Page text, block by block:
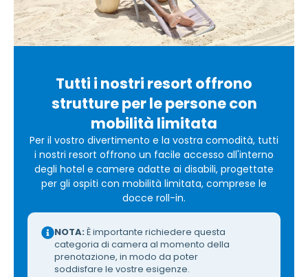
Tutti i nostri resort offrono
strutture per le persone con
mobilità limitata
Per il vostro divertimento e la vostra comodità, tutti
i nostri resort offrono un facile accesso all'interno
degli hotel e camere adatte ai disabili, progettate
per gli ospiti con mobilità limitata, comprese le
docce roll-in.
NOTA:È importante richiedere questa
categoria di camera al momento della
prenotazione, in modo da poter
soddisfare le vostre esigenze.